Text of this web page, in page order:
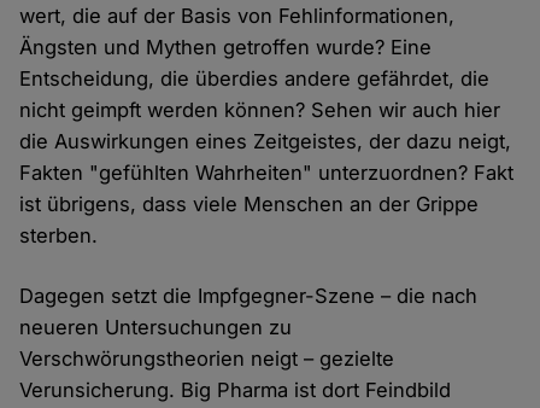
wert, die auf der Basis von Fehlinformationen,
Ängsten und Mythen getroffen wurde? Eine
Entscheidung, die überdies andere gefährdet, die
nicht geimpft werden können? Sehen wir auch hier
die Auswirkungen eines Zeitgeistes, der dazu neigt,
Fakten "gefühlten Wahrheiten" unterzuordnen? Fakt
ist übrigens, dass viele Menschen an der Grippe
sterben.
Dagegen setzt die Impfgegner-Szene – die nach
neueren Untersuchungen zu
Verschwörungstheorien neigt – gezielte
Verunsicherung. Big Pharma ist dort Feindbild